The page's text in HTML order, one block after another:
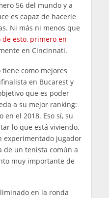
56 del mundo y a
es capaz de hacerle
Ni más ni menos que
esto, primero en
en Cincinnati.
como mejores
en Bucarest y
que es poder
a su mejor ranking:
el 2018. Eso sí, su
lo que está viviendo.
experimentado jugador
de un tenista común a
muy importante de
en la ronda